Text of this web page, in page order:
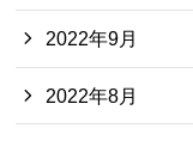
2022年9月
2022年8月